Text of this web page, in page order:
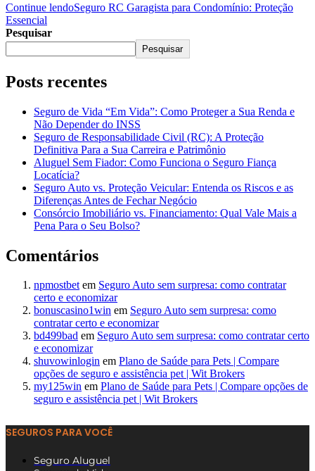
Continue lendoSeguro RC Garagista para Condomínio: Proteção
Essencial
Pesquisar
Pesquisar
Posts recentes
Seguro de Vida “Em Vida”: Como Proteger a Sua Renda e
Não Depender do INSS
Seguro de Responsabilidade Civil (RC): A Proteção
Definitiva Para a Sua Carreira e Patrimônio
Aluguel Sem Fiador: Como Funciona o Seguro Fiança
Locatícia?
Seguro Auto vs. Proteção Veicular: Entenda os Riscos e as
Diferenças Antes de Fechar Negócio
Consórcio Imobiliário vs. Financiamento: Qual Vale Mais a
Pena Para o Seu Bolso?
Comentários
npmostbetem Seguro Auto sem surpresa: como contratar
certo e economizar
bonuscasino1win em Seguro Auto sem surpresa: como
contratar certo e economizar
bd499bad em Seguro Auto sem surpresa: como contratar certo
e economizar
shuvowinlogin em Plano de Saúde para Pets | Compare
opções de seguro e assistência pet | Wit Brokers
my125win em Plano de Saúde para Pets | Compare opções de
seguro e assistência pet | Wit Brokers
SEGUROS PARA VOCÊ
Seguro Aluguel